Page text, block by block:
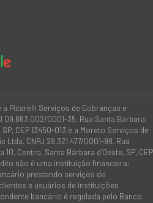
Picarelli Serviços de Cobranças e
09.663.002/0001-35. Rua Santa Bárbara,
CEP 13450-013 e a Moreto Serviços de
CNPJ 28.321.477/0001-98. Rua
10, Centro, Santa Bárbara d’Oeste, SP, CEP
não é uma instituição financeira:
prestando serviços de
e usuários de instituições
bancário é regulada pelo Banco